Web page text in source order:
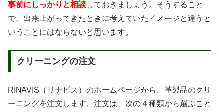
事前にしっかりと相談しておきましょう。そうすること
で、出来上がってきたときに考えていたイメージと違うと
いうことにはならないと思います。
クリーニングの注文
RINAVIS（リナビス）のホームページから、革製品のクリ
ーニングを注文します。注文は、次の４種類から選ぶこと